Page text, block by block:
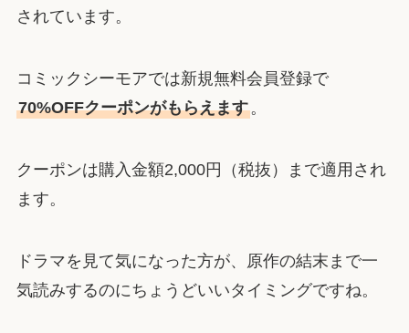
されています。
コミックシーモアでは新規無料会員登録で
70%OFFクーポンがもらえます。
クーポンは購入金額2,000円（税抜）まで適用され
ます。
ドラマを見て気になった方が、原作の結末まで一
気読みするのにちょうどいいタイミングですね。